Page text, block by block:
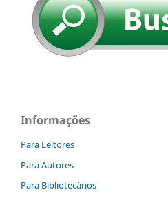
Informações
Para Leitores
Para Autores
Para Bibliotecários